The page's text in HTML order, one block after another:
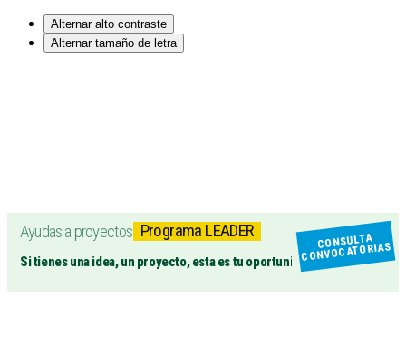
Alternar alto contraste
Alternar tamaño de letra
Ayudas a proyectos Programa LEADER
Si tienes una idea, un proyecto, esta es tu oportunidad
CONSULTA
CONVOCATORIAS